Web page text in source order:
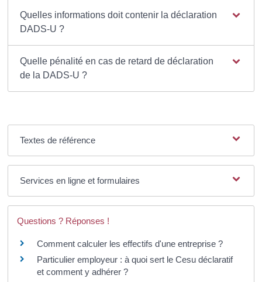
Quelles informations doit contenir la déclaration
DADS-U ?
Quelle pénalité en cas de retard de déclaration
de la DADS-U ?
Textes de référence
Services en ligne et formulaires
Questions ? Réponses !
Comment calculer les effectifs d'une entreprise ?
Particulier employeur : à quoi sert le Cesu déclaratif
et comment y adhérer ?